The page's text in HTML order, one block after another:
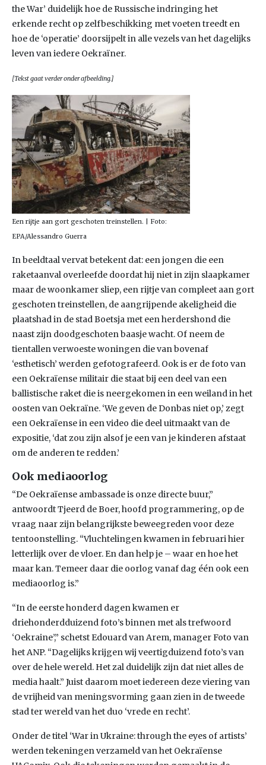
the War’ duidelijk hoe de Russische indringing het
erkende recht op zelfbeschikking met voeten treedt en
hoe de ‘operatie’ doorsijpelt in alle vezels van het dagelijks
leven van iedere Oekraïner.
[Tekst gaat verder onder afbeelding.]
Een rijtje aan gort geschoten treinstellen. | Foto:
EPA/Alessandro Guerra
In beeldtaal vervat betekent dat: een jongen die een
raketaanval overleefde doordat hij niet in zijn slaapkamer
maar de woonkamer sliep, een rijtje van compleet aan gort
geschoten treinstellen, de aangrijpende akeligheid die
plaatshad in de stad Boetsja met een herdershond die
naast zijn doodgeschoten baasje wacht. Of neem de
tientallen verwoeste woningen die van bovenaf
‘esthetisch’ werden gefotografeerd. Ook is er de foto van
een Oekraïense militair die staat bij een deel van een
ballistische raket die is neergekomen in een weiland in het
oosten van Oekraïne. ‘We geven de Donbas niet op,’ zegt
een Oekraïense in een video die deel uitmaakt van de
expositie, ‘dat zou zijn alsof je een van je kinderen afstaat
om de anderen te redden.’
Ook mediaoorlog
“De Oekraïense ambassade is onze directe buur,”
antwoordt Tjeerd de Boer, hoofd programmering, op de
vraag naar zijn belangrijkste beweegreden voor deze
tentoonstelling. “Vluchtelingen kwamen in februari hier
letterlijk over de vloer. En dan help je – waar en hoe het
maar kan. Temeer daar die oorlog vanaf dag één ook een
mediaoorlog is.”
“In de eerste honderd dagen kwamen er
driehonderdduizend foto’s binnen met als trefwoord
‘Oekraine’,” schetst Edouard van Arem, manager Foto van
het ANP. “Dagelijks krijgen wij veertigduizend foto’s van
over de hele wereld. Het zal duidelijk zijn dat niet alles de
media haalt.” Juist daarom moet iedereen deze viering van
de vrijheid van meningsvorming gaan zien in de tweede
stad ter wereld van het duo ‘vrede en recht’.
Onder de titel ‘War in Ukraine: through the eyes of artists’
werden tekeningen verzameld van het Oekraïense